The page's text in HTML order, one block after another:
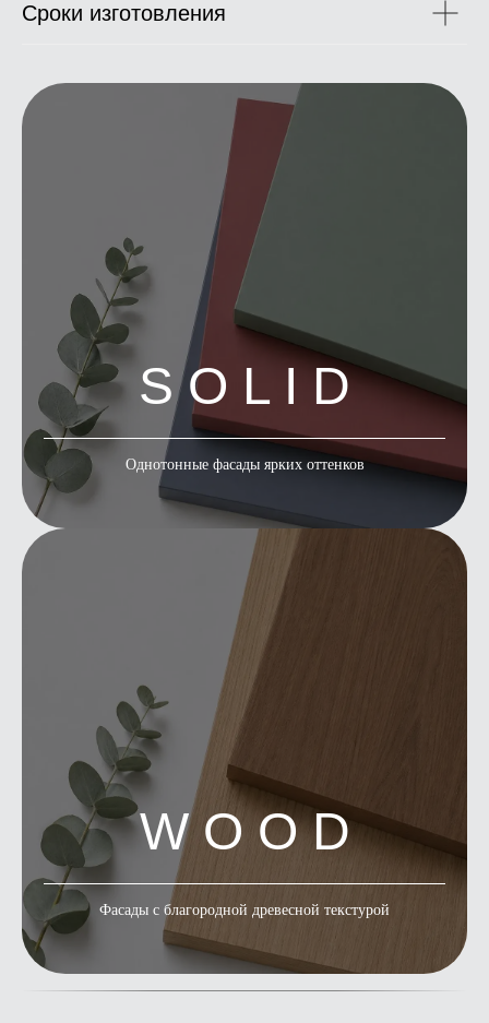
Сроки изготовления
S O L I D
Однотонные фасады ярких оттенков
W O O D
Фасады с благородной древесной текстурой